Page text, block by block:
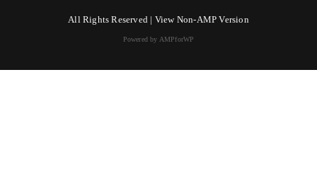
All Rights Reserved | View Non-AMP Version
Powered by AMPforWP